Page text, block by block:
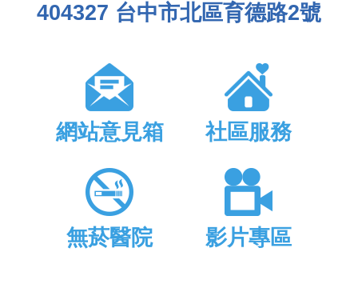
404327 台中市北區育德路2號
網站意見箱 社區服務
無菸醫院 影片專區